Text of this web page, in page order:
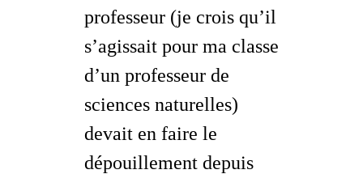
professeur (je crois qu’il
s’agissait pour ma classe
d’un professeur de
sciences naturelles)
devait en faire le
dépouillement depuis